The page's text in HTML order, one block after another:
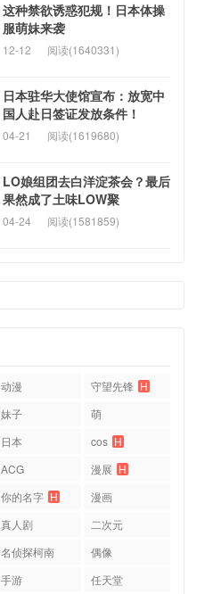
这种禁欲诱惑犯规！日本体操
服萌妹来袭
12-12 阅读(1640331)
日本驻华大使馆宣布：放宽中
国人赴日签证发放条件！
04-21 阅读(1619680)
LO娘组团去白洋淀茶会？最后
果然成了土味LOW聚
04-24 阅读(1581859)
动漫 守望先锋 H
妹子
萌
日本 cos H
ACG 漫展 H
你的名字 H
漫画
真人剧
二次元
名侦探柯南
偶像
手游
任天堂